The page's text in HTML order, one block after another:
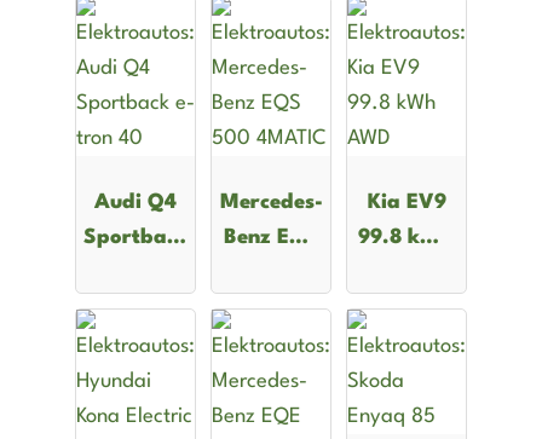
Audi Q4
Sportback
Mercedes-
Benz EQS
4MATIC
Kia EV9
99.8 kWh